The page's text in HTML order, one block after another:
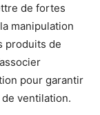
de fortes
manipulation
produits de
pour garantir
ventilation.